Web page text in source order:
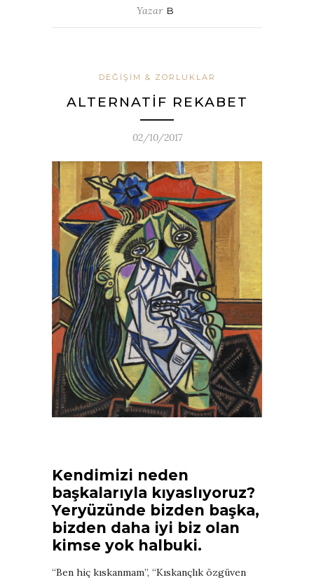
Yazar B
DEĞIŞIM & ZORLUKLAR
ALTERNATİF REKABET
02/10/2017
Kendimizi neden
başkalarıyla kıyaslıyoruz?
Yeryüzünde bizden başka,
bizden daha iyi biz olan
kimse yok halbuki.
“Ben hiç kıskanmam”, “Kıskançlık özgüven